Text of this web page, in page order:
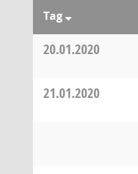
Tag
20.01.2020
21.01.2020